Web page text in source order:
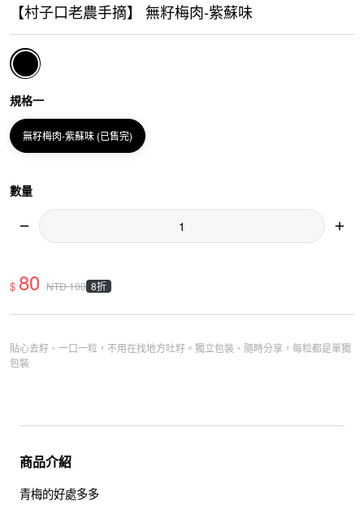
【村子口老農手摘】 無籽梅肉-紫蘇味
規格一
無籽梅肉-紫蘇味 (已售完)
數量
$ 80 NTD100 8折
貼心去籽、一口一粒，不用在找地方吐籽。獨立包裝、隨時分享，每粒都是單獨
包裝
商品介紹
青梅的好處多多